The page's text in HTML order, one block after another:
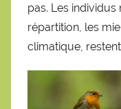
pas. Les
répartition, les
climatique,